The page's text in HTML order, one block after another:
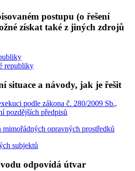
postupu (o řešení
získat také z jiných zdrojů
republiky
situace a návody, jak je řešit
podle zákona č. 280/2009 Sb.,
pozdějších předpisů
mimořádných opravných prostředků
subjektů
odpovídá útvar